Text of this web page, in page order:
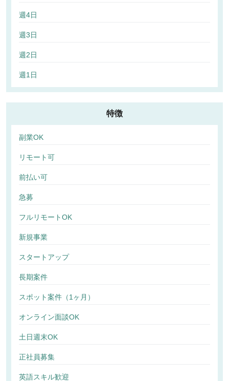
週4日
週3日
週2日
週1日
特徴
副業OK
リモート可
前払い可
急募
フルリモートOK
新規事業
スタートアップ
長期案件
スポット案件（1ヶ月）
オンライン面談OK
土日週末OK
正社員募集
英語スキル歓迎